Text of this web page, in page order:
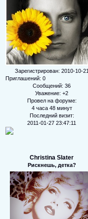
Зарегистрирован: 2010-10-21
Приглашений: 0
Сообщений: 36
Уважение: +2
Провел на форуме:
4 часа 48 минут
Последний визит:
2011-01-27 23:47:11
Christina Slater
Рискнешь, детка?